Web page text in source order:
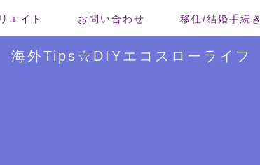
エイト お問い合わせ 移住/結婚手続き
海外Tips☆DIYエコスローライフ